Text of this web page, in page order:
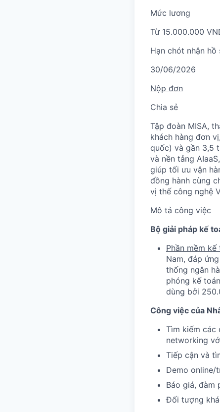
Mức lương
Từ 15.000.000
Hạn chót nhận hồ
30/06/2026
Nộp đơn
Chia sẻ
Tập đoàn MISA,
khách hàng đơn
quốc) và gần 3,5
và nền tảng
giúp tối ưu vận
đồng hành cùng
vị thế công nghệ
Mô tả công việc
Bộ giải pháp kế
Phần mềm kế
Nam, đáp
thống ngân
phóng kế
dùng bởi
Công việc của
Tìm kiếm các
networking
Tiếp cận và
Demo online/
Báo giá, đàm
Đối tượng